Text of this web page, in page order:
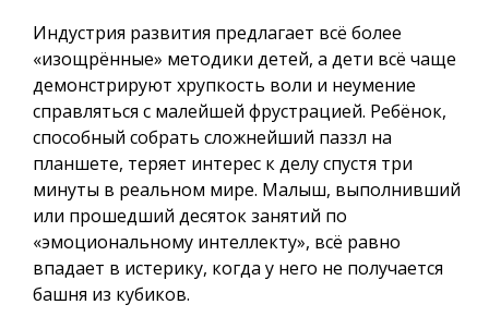
Индустрия развития предлагает всё более
«изощрённые» методики детей, а дети всё чаще
демонстрируют хрупкость воли и неумение
справляться с малейшей фрустрацией. Ребёнок,
способный собрать сложнейший паззл на
планшете, теряет интерес к делу спустя три
минуты в реальном мире. Малыш, выполнивший
или прошедший десяток занятий по
«эмоциональному интеллекту», всё равно
впадает в истерику, когда у него не получается
башня из кубиков.